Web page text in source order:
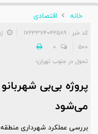
وضعیت
ناوبری
خانه
اقتصادی
کد خبر : 1723374042589
500
0
تحول در جنوب تهران؛
پروژه بی‌بی
می‌شود